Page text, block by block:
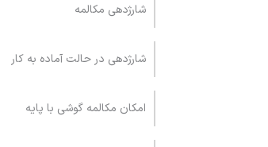
شارژدهی مکالمه
شارژدهی در حالت آماده‌ به‌ کار
امکان مکالمه گوشی با پايه